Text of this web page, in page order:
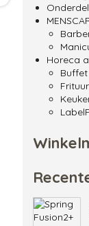
heeft
Horeca
Buffet
Frituur